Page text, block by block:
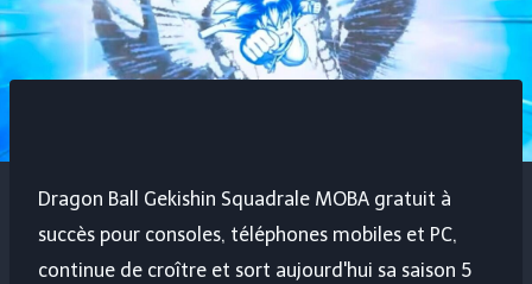
Dragon Ball Gekishin Squadra le MOBA gratuit à
succès pour consoles, téléphones mobiles et PC,
continue de croître et sort aujourd'hui sa saison 5